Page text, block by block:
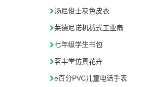
汤尼俊士灰色皮衣
莱德尼诺机械式工业扇
七年级学生书包
茗丰堂仿真花卉
e百分PVC儿童电话手表